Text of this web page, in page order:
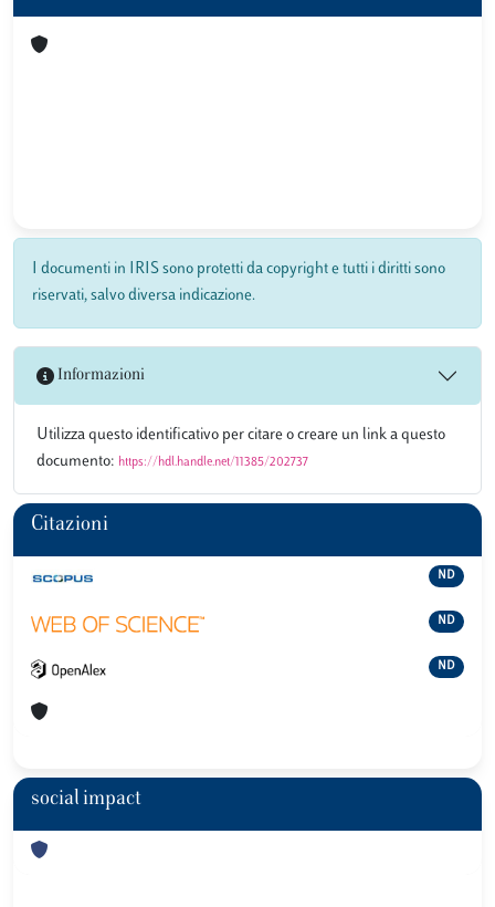
I documenti in IRIS sono protetti da copyright e tutti i diritti sono
riservati, salvo diversa indicazione.
Informazioni
Utilizza questo identificativo per citare o creare un link a questo
documento: https://hdl.handle.net/11385/202737
Citazioni
ND
ND
ND
social impact